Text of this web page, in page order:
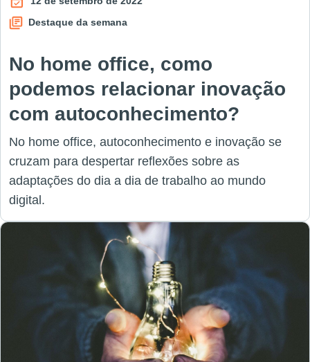
Destaque da semana
No home office, como
podemos relacionar inovação
com autoconhecimento?
No home office, autoconhecimento e inovação se
cruzam para despertar reflexões sobre as
adaptações do dia a dia de trabalho ao mundo
digital.